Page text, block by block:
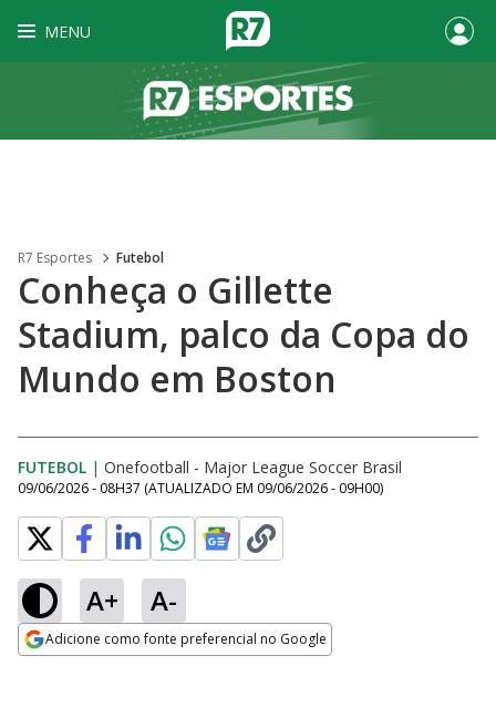
MENU
R7 Esportes Futebol
Conheça o Gillette
Stadium, palco da Copa do
Mundo em Boston
FUTEBOL | Onefootball - Major League Soccer Brasil
09/06/2026 - 08H37 (ATUALIZADO EM 09/06/2026 - 09H00)
A+ A-
Adicione como fonte preferencial no Google